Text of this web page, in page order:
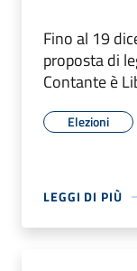
Fino al 19
proposta di
Contante è
Elezioni
LEGGI DI PIÙ